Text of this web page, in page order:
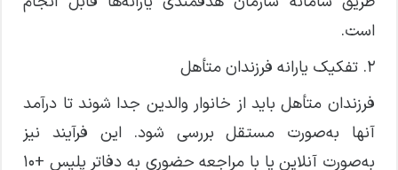
است.
۲. تفکیک یارانه فرزندان متأهل
فرزندان متأهل باید از خانوار والدین جدا شوند تا درآمد
آنها به‌صورت مستقل بررسی شود. این فرآیند نیز
به‌صورت آنلاین یا با مراجعه حضوری به دفاتر پلیس +۱۰